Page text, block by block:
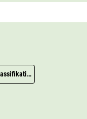
Klassifikation